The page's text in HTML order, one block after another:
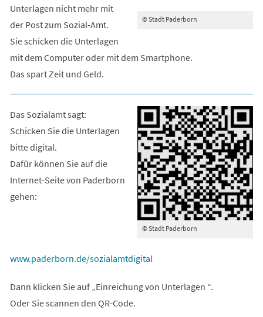
© Stadt Paderborn
Unterlagen nicht mehr mit
der Post zum Sozial-Amt.
Sie schicken die Unterlagen
mit dem Computer oder mit dem Smartphone.
Das spart Zeit und Geld.
© Stadt Paderborn
Das Sozialamt sagt:
Schicken Sie die Unterlagen
bitte digital.
Dafür können Sie auf die
Internet-Seite von Paderborn
gehen:
www.paderborn.de/sozialamtdigital
(Öffnet
einem
neuen
Dann klicken Sie auf „Einreichung von Unterlagen “.
Oder Sie scannen den QR-Code.